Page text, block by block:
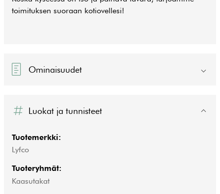
toimituksen suoraan kotiovellesi!
Ominaisuudet
Luokat ja tunnisteet
Tuotemerkki:
Lyfco
Tuoteryhmät:
Kaasutakat